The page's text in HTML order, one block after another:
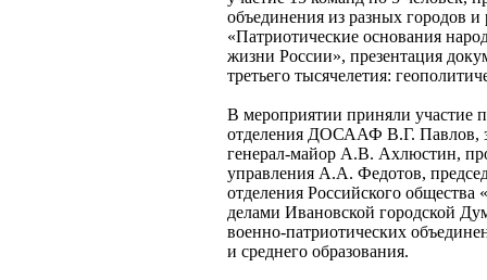
объединения из разных городов
«Патриотические основания
жизни России», презентация
третьего тысячелетия:
В мероприятии приняли участие
отделения ДОСААФ В.Г. Павлов,
генерал-майор А.В. Ахлюстин,
управления А.А. Федотов,
отделения Российского
делами Ивановской городской
военно-патриотических
и среднего образования.